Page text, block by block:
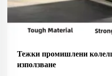
Тежки промишлени
използване